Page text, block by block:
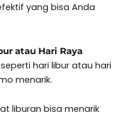
yang bisa Anda
atau Hari Raya
hari libur atau hari
menarik.
liburan bisa menarik